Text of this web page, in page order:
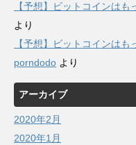
【予想】ビットコインは
より
【予想】ビットコインは
porndodo より
アーカイブ
2020年2月
2020年1月